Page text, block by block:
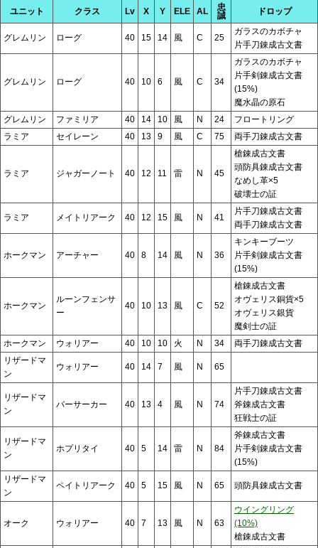
ユニット クラス Lv X Y ELE AL
忠
誠
ドロップ
グレムリン ローグ 40 15 14 風 C 25
ガラスのカボチャ
片手刀錬成古文書
グレムリン ローグ 40 10 6 風 C 34
ガラスのカボチャ
片手剣錬成古文書
(15%)
魔水晶の原石
グレムリン
ファミリア 40 14 10 風 N 24
フロートリング
ラミア
セイレーン 40 13 9 風 C 75 両手刀錬成古文書
ラミア ジャガーノート 40 12 11 雷 N 45
槍錬成古文書
頭防具錬成古文書
なめし革×5
破壊士の証
ラミア メイトリアーク 40 12 15 風 N 41
片手刀錬成古文書
両手刀錬成古文書
ホークマン アーチャー 40 8 14 風 N 36
キンキーブーツ
片手剣錬成古文書
(15%)
ホークマン
ルーンフェンサ
ー
40 10 13 風 C 52
槍錬成古文書
オヴェリス銅貨×5
オヴェリス銀貨
魔剣士の証
ホークマン
ウォリアー 40 10 10 火 N 34
両手刀錬成古文書
リザードマ
ン
ウォリアー 40 14 7 風 N 65
リザードマ
ン
バーサーカー 40 13 4 風 N 74
片手刀錬成古文書
斧錬成古文書
狂戦士の証
リザードマ
ン
ホプリタイ 40 5 14 雷 N 84
斧錬成古文書
片手剣錬成古文書
(15%)
リザードマ
ン
ペイトリアーク 40 5 15 風 N 65 頭防具錬成古文書
オーク ウォリアー 40 7 13 風 N 63
ウイングリング
(10%)
槍錬成古文書